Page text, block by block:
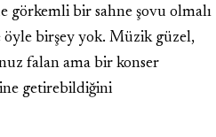
görkemli bir sahne şovu olmalı
öyle birşey yok. Müzik güzel,
falan ama bir konser
getirebildiğini